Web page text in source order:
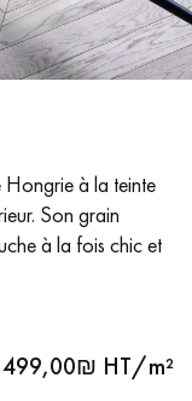
EN CHÊNE
au
Hongrie à la teinte
Son grain
à la fois chic et
499,00₪ HT/m²